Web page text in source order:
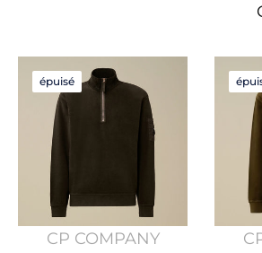
épuisé
CP COMPANY